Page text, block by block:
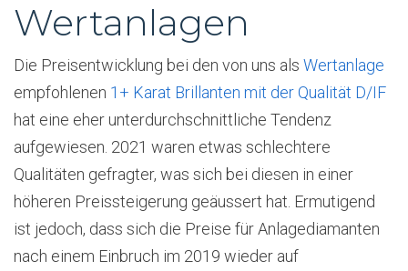
Wertanlagen
Die Preisentwicklung bei den von uns als Wertanlage
empfohlenen 1+ Karat Brillanten mit der Qualität D/IF
hat eine eher unterdurchschnittliche Tendenz
aufgewiesen. 2021 waren etwas schlechtere
Qualitäten gefragter, was sich bei diesen in einer
höheren Preissteigerung geäussert hat. Ermutigend
ist jedoch, dass sich die Preise für Anlagediamanten
nach einem Einbruch im 2019 wieder auf